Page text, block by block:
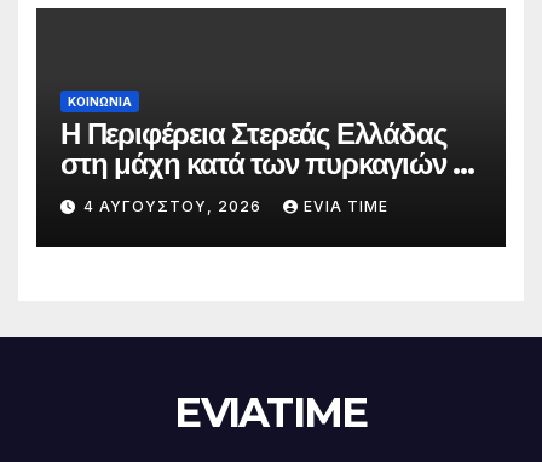
ΚΟΙΝΩΝΙΑ
Η Περιφέρεια Στερεάς Ελλάδας
στη μάχη κατά των πυρκαγιών –
Δράσεις και στήριξη σε πέντε
περιφερειακές ενότητες
4 ΑΥΓΟΎΣΤΟΥ, 2026 EVIA TIME
EVIATIME